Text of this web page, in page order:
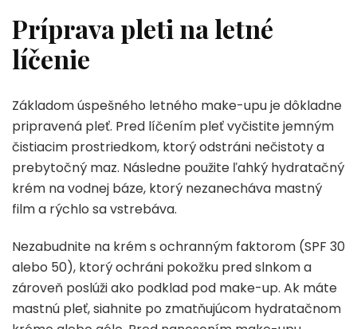
Príprava pleti na letné
líčenie
Základom úspešného letného make-upu je dôkladne
pripravená pleť. Pred líčením pleť vyčistite jemným
čistiacim prostriedkom, ktorý odstráni nečistoty a
prebytočný maz. Následne použite ľahký hydratačný
krém na vodnej báze, ktorý nezanecháva mastný
film a rýchlo sa vstrebáva.
Nezabudnite na krém s ochranným faktorom (SPF 30
alebo 50), ktorý ochráni pokožku pred slnkom a
zároveň poslúži ako podklad pod make-up. Ak máte
mastnú pleť, siahnite po zmatňujúcom hydratačnom